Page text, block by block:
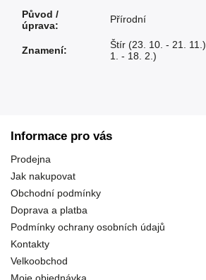
Původ /
úprava:
Přírodní
Znamení: Štír (23. 10. - 21. 11.)
1. - 18. 2.)
Informace pro vás
Prodejna
Jak nakupovat
Obchodní podmínky
Doprava a platba
Podmínky ochrany osobních údajů
Kontakty
Velkoobchod